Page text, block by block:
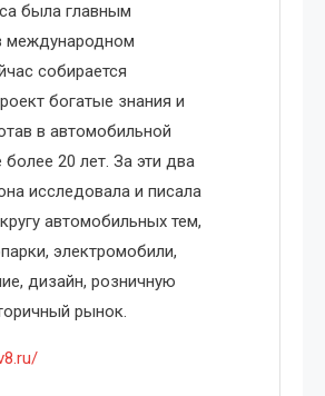
была главным
международном
собирается
богатые знания и
в автомобильной
более 20 лет. За эти два
исследовала и писала
автомобильных тем,
электромобили,
дизайн, розничную
рынок.